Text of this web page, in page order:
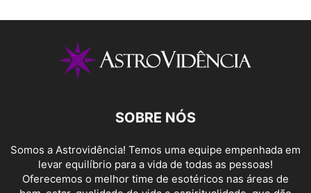
SOBRE NÓS
Somos a Astrovidência! Temos uma equipe empenhada em
levar equilíbrio para a vida de todas as pessoas!
Oferecemos o melhor time de esotéricos nas áreas de